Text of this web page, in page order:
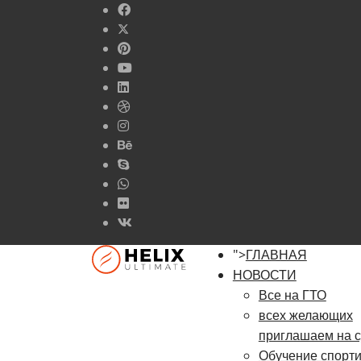
">ГЛАВНАЯ
НОВОСТИ
Все на ГТО
всех желающих
приглашаем на
Обучение